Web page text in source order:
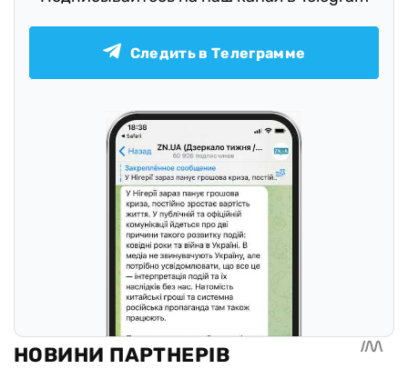
Следить в Телеграмме